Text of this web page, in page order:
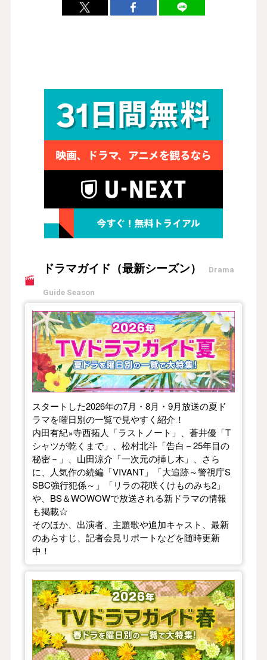
ドラマガイド（最新シーズン） Drama
Guide Season
【2026年夏】TVドラマガイド
スタートした2026年の7月・8月・9月放送の夏ド
ラマを曜日別の一覧で見やすく紹介！
内田有紀×寺西拓人「ラストノート」、蒼井優「T
シャツが乾くまで」、松村北斗「告白－25年目の
秘密－」、山田涼介「一次元の挿し木」、さら
に、人気作の続編「VIVANT」「大追跡～警視庁S
SBC強行犯係～」「リラの花咲くけものみち2」
や、BS＆WOWOWで放送される新ドラマの情報
も掲載☆
そのほか、出演者、主題歌や追加キャスト、最新
のあらすじ、記者会見リポートなどを随時更新
中！
【2026年春】TVドラマガイド